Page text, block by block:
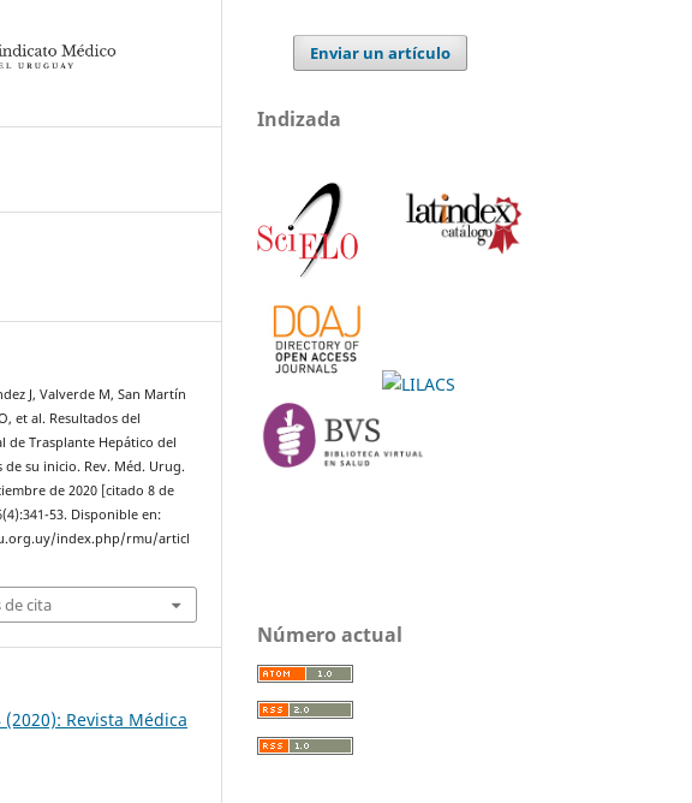
J, Valverde M, San Martín
et al. Resultados del
de Trasplante Hepático del
de su inicio. Rev. Méd. Urug.
de 2020 [citado 8 de
53. Disponible en:
index.php/rmu/articl
de cita
Revista Médica
Enviar un artículo
Indizada
Número actual